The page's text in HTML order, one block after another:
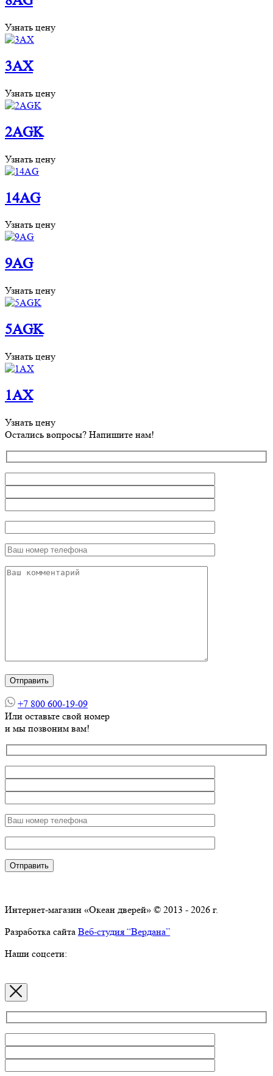
Узнать цену
3AX
Узнать цену
2AGK
Узнать цену
14AG
Узнать цену
9AG
Узнать цену
5AGK
Узнать цену
1AX
Узнать цену
Остались вопросы? Напишите нам!
+7 800 600-19-09
Или оставьте свой номер
и мы позвоним вам!
Интернет-магазин «Океан дверей» © 2013 - 2026 г.
Разработка сайта Веб-студия “Вердана”
Наши соцсети: